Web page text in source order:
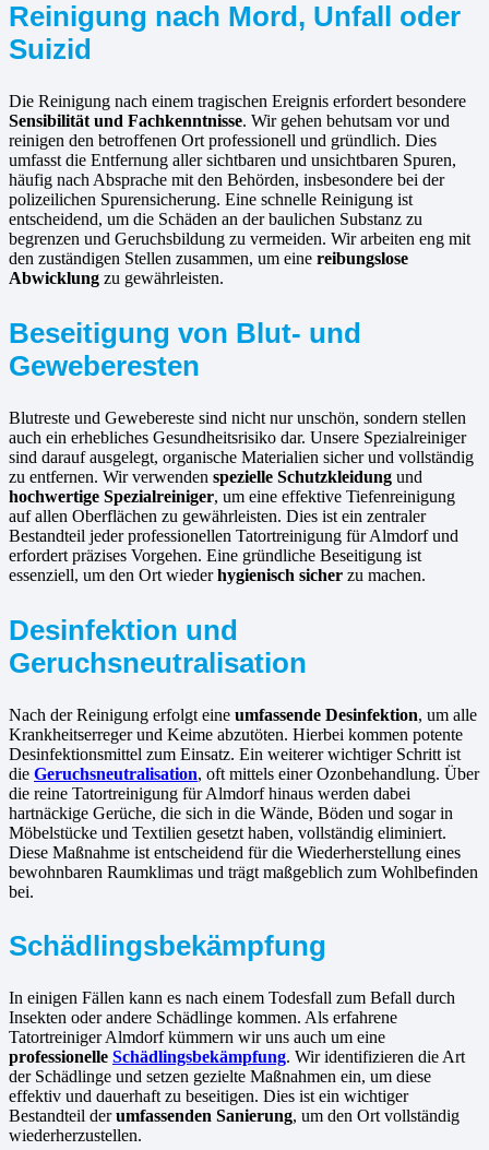
Reinigung nach Mord, Unfall oder
Suizid
Die Reinigung nach einem tragischen Ereignis erfordert besondere
Sensibilität und Fachkenntnisse. Wir gehen behutsam vor und
reinigen den betroffenen Ort professionell und gründlich. Dies
umfasst die Entfernung aller sichtbaren und unsichtbaren Spuren,
häufig nach Absprache mit den Behörden, insbesondere bei der
polizeilichen Spurensicherung. Eine schnelle Reinigung ist
entscheidend, um die Schäden an der baulichen Substanz zu
begrenzen und Geruchsbildung zu vermeiden. Wir arbeiten eng mit
den zuständigen Stellen zusammen, um eine reibungslose
Abwicklung zu gewährleisten.
Beseitigung von Blut- und
Geweberesten
Blutreste und Gewebereste sind nicht nur unschön, sondern stellen
auch ein erhebliches Gesundheitsrisiko dar. Unsere Spezialreiniger
sind darauf ausgelegt, organische Materialien sicher und vollständig
zu entfernen. Wir verwenden spezielle Schutzkleidung und
hochwertige Spezialreiniger, um eine effektive Tiefenreinigung
auf allen Oberflächen zu gewährleisten. Dies ist ein zentraler
Bestandteil jeder professionellen Tatortreinigung für Almdorf und
erfordert präzises Vorgehen. Eine gründliche Beseitigung ist
essenziell, um den Ort wiederhygienisch sicher zu machen.
Desinfektion und
Geruchsneutralisation
Nach der Reinigung erfolgt eine umfassende Desinfektion, um alle
Krankheitserreger und Keime abzutöten. Hierbei kommen potente
Desinfektionsmittel zum Einsatz. Ein weiterer wichtiger Schritt ist
die Geruchsneutralisation, oft mittels einer Ozonbehandlung. Über
die reine Tatortreinigung für Almdorf hinaus werden dabei
hartnäckige Gerüche, die sich in die Wände, Böden und sogar in
Möbelstücke und Textilien gesetzt haben, vollständig eliminiert.
Diese Maßnahme ist entscheidend für die Wiederherstellung eines
bewohnbaren Raumklimas und trägt maßgeblich zum Wohlbefinden
bei.
Schädlingsbekämpfung
In einigen Fällen kann es nach einem Todesfall zum Befall durch
Insekten oder andere Schädlinge kommen. Als erfahrene
Tatortreiniger Almdorf kümmern wir uns auch um eine
professionelle Schädlingsbekämpfung. Wir identifizieren die Art
der Schädlinge und setzen gezielte Maßnahmen ein, um diese
effektiv und dauerhaft zu beseitigen. Dies ist ein wichtiger
Bestandteil derumfassenden Sanierung, um den Ort vollständig
wiederherzustellen.